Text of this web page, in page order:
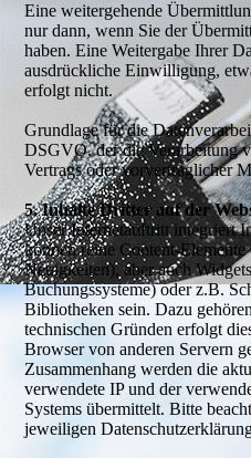
Eine weitergehende
nur dann, wenn Sie der
haben. Eine Weitergabe Ihrer
ausdrückliche Einwilligung,
erfolgt nicht.
Grundlage für die
DSGVO, der die Verarbeitung
Vertrags oder vorvertraglicher
5. Inhalte Dritter auf der
Unser Internetauftritt integriert
können reine Content-
Neuigkeiten), aber auch
Buchungssysteme) oder z.B.
Bibliotheken sein. Dazu
technischen Gründen erfolgt
Browser von anderen Servern
Zusammenhang werden die
verwendete IP und der
Systems übermittelt. Bitte
jeweiligen